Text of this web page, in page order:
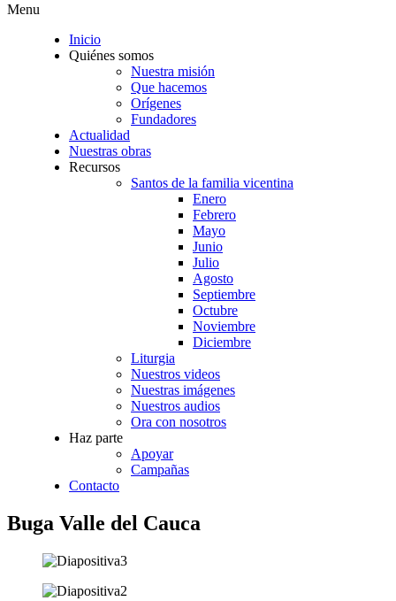
Menu
Inicio
Quiénes somos
Nuestra misión
Que hacemos
Orígenes
Fundadores
Actualidad
Nuestras obras
Recursos
Santos de la familia vicentina
Enero
Febrero
Mayo
Junio
Julio
Agosto
Septiembre
Octubre
Noviembre
Diciembre
Liturgia
Nuestros videos
Nuestras imágenes
Nuestros audios
Ora con nosotros
Haz parte
Apoyar
Campañas
Contacto
Buga Valle del Cauca